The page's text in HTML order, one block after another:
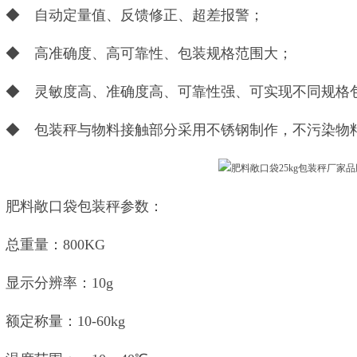
◆ 自动定量值、反馈修正、超差报警；
◆ 高准确度、高可靠性、包装规格范围大；
◆ 灵敏度高、准确度高、可靠性强、可实现不同规格
◆ 包装秤与物料接触部分采用不锈钢制作，不污染物
肥料敞口袋包装秤参数：
总重量：800KG
显示分辨率：10g
额定称量：10-60kg